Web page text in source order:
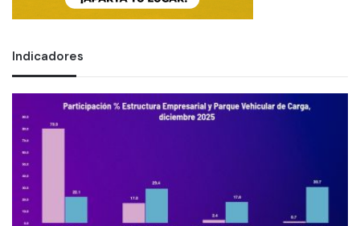
Indicadores